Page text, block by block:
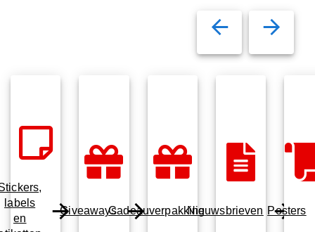
labels
en
GiveawaysCadeauverpakkingNieuwsbrieven Posters